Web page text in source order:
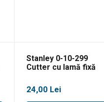
Stanley 0-10-299
Cutter cu lamă fixă
lame
24,00 Lei